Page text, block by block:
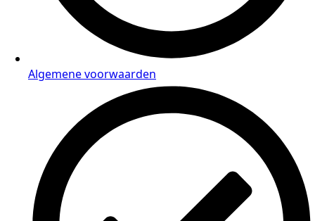
Algemene voorwaarden